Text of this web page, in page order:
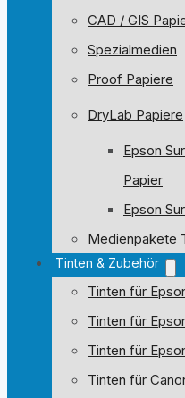
CAD / GIS
Spezialmedien
Proof Papiere
DryLab Papiere
Epson
Papier
Epson
Medienpakete
Tinten & Zubehör
Tinten für
Tinten für
Tinten für
Tinten für